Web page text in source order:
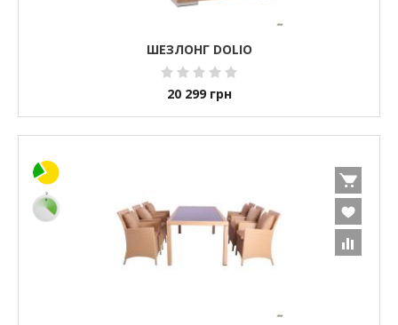
ШЕЗЛОНГ DOLIO
20 299 грн